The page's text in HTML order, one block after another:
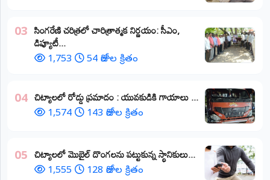
03 ​సింగరేణి చరిత్రలో చారిత్రాత్మక నిర్ణయం: సీఎం,
డిప్యూటీ...
1,753 54 రోజుల క్రితం
04 చిట్యాలలో రోడ్డు ప్రమాదం : యువకుడికి గాయాలు ​...
1,574 143 రోజుల క్రితం
05 చిట్యాలలో మొబైల్ దొంగలను పట్టుకున్న స్థానికులు...
1,555 128 రోజుల క్రితం